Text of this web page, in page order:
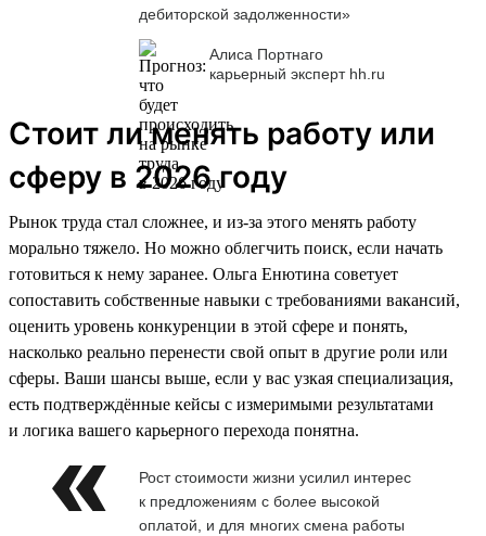
дебиторской задолженности»
Алиса Портнаго
карьерный эксперт hh.ru
Стоит ли менять работу или
сферу в 2026 году
Рынок труда стал сложнее, и из-за этого менять работу
морально тяжело. Но можно облегчить поиск, если начать
готовиться к нему заранее. Ольга Енютина советует
сопоставить собственные навыки с требованиями вакансий,
оценить уровень конкуренции в этой сфере и понять,
насколько реально перенести свой опыт в другие роли или
сферы. Ваши шансы выше, если у вас узкая специализация,
есть подтверждённые кейсы с измеримыми результатами
и логика вашего карьерного перехода понятна.
Рост стоимости жизни усилил интерес
к предложениям с более высокой
оплатой, и для многих смена работы